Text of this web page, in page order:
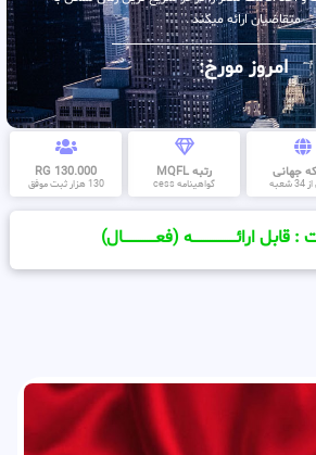
متقاضیان ارائه میکند .
امروز مورخ:
جهانی رتبه MQFL
گواهینامه cess
130.000 RG
130 هزار ثبت موفق
ارائــــــــــــــــــــه (فعـــــــــــــــال)